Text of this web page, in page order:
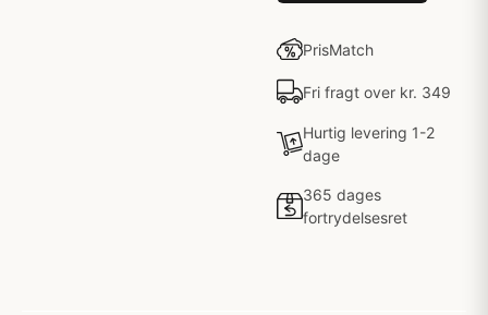
PrisMatch
Fri fragt over kr. 349
Hurtig levering 1-2
dage
365 dages
fortrydelsesret